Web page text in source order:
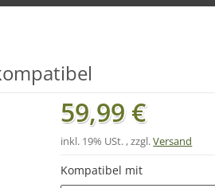
59,99 €
inkl. 19% USt. , zzgl.Versand
Kompatibel mit